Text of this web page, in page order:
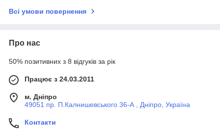
Всі умови повернення
Про нас
50% позитивних з 8 відгуків за рік
Працює з 24.03.2011
м. Дніпро
49051 пр. П.Калнишевського 36-А , Дніпро, Україна
Контакти